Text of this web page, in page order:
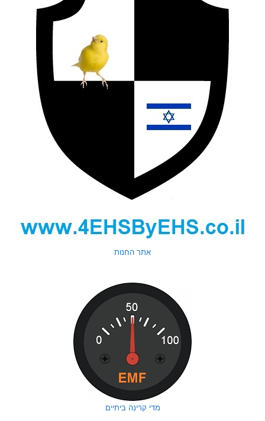
אתר החנות
מדי קרינה ביתיים